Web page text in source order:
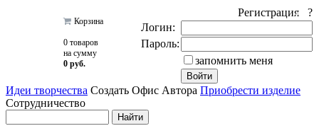
Корзина
0 товаров
на сумму
0 руб.
Регистрация ?
Логин:
Пароль:
запомнить меня
Идеи творчества Создать Офис Автора Приобрести изделие
Сотрудничество